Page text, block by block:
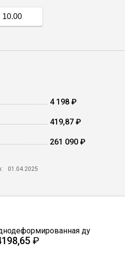
изделия
4 198 ₽
419,87 ₽
261 090 ₽
01.04.2025
ду
₽